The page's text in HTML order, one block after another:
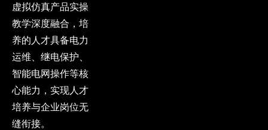
虚拟仿真产品实操
教学深度融合，培
养的人才具备电力
运维、继电保护、
智能电网操作等核
心能力，实现人才
培养与企业岗位无
缝衔接。